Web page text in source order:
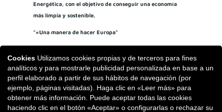
Energética, con el objetivo de conseguir una economía
más limpia y sostenible.
”«Una manera de hacer Europa“
Cookies Utilizamos cookies propias y de terceros para fines
analíticos y para mostrarle publicidad personalizada en base a un
perfil elaborado a partir de sus hábitos de navegación (por
ejemplo, páginas visitadas). Haga clic en «Leer más» para
obtener más información. Puede aceptar todas las cookies
haciendo clic en el botón «Aceptar» o configurarlas o rechazar su